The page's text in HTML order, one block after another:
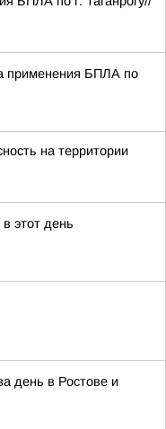
БПЛА по
на территории
этот день
день в Ростове и